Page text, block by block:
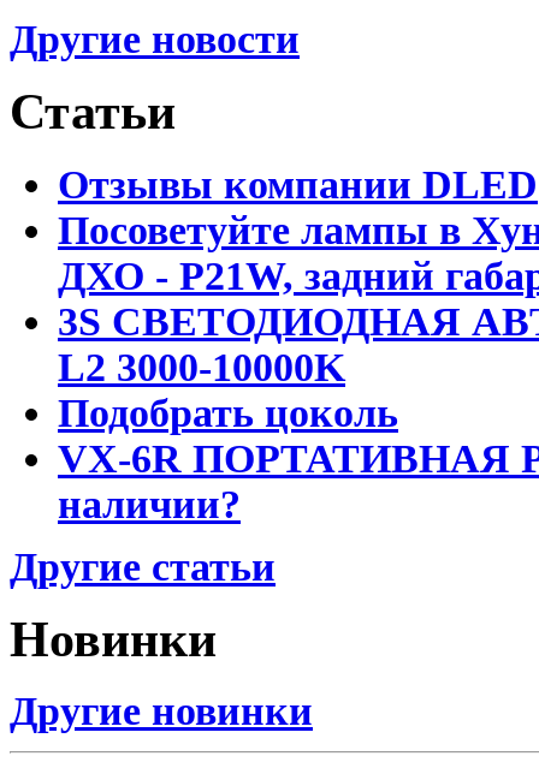
Другие новости
Статьи
Отзывы компании DLED
Посоветуйте лампы в
ДХО - P21W, задний
3S СВЕТОДИОДНАЯ
L2 3000-10000K
Подобрать цоколь
VX-6R ПОРТАТИВНАЯ
наличии?
Другие статьи
Новинки
Другие новинки